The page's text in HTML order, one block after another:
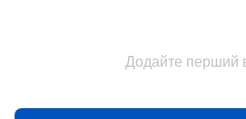
Додайте перший